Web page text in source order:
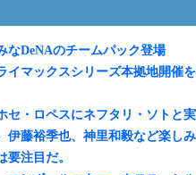
なDeNAのチームパック登場
イマックスシリーズ本拠地開催
セ・ロペスにネフタリ・ソトと
藤裕季也、神里和毅など楽し
注目だ。